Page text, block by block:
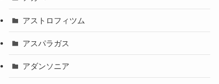
アストロフィツム
アスパラガス
アダンソニア